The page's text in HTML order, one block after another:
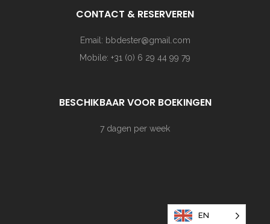
CONTACT & RESERVEREN
Email: bbdester@gmail.com
Mobile: +31 (0) 6 29 44 99 79
BESCHIKBAAR VOOR BOEKINGEN
7 dagen per week
EN